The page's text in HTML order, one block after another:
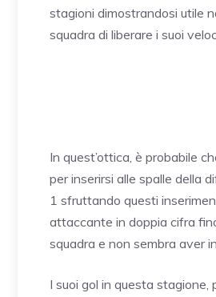
stagioni dimostrandosi utile
squadra di liberare i suoi
In quest’ottica, è probabile
per inserirsi alle spalle della
1 sfruttando questi
attaccante in doppia cifra
squadra e non sembra aver
I suoi gol in questa